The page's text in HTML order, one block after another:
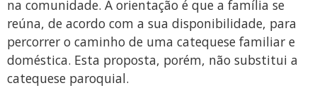
na comunidade. A orientação é que a família se
reúna, de acordo com a sua disponibilidade, para
percorrer o caminho de uma catequese familiar e
doméstica. Esta proposta, porém, não substitui a
catequese paroquial.